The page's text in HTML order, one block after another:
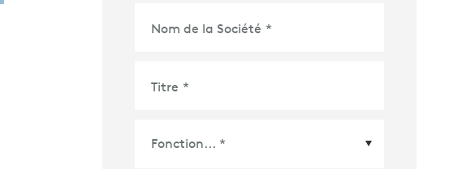
Nom de la Société *
Titre *